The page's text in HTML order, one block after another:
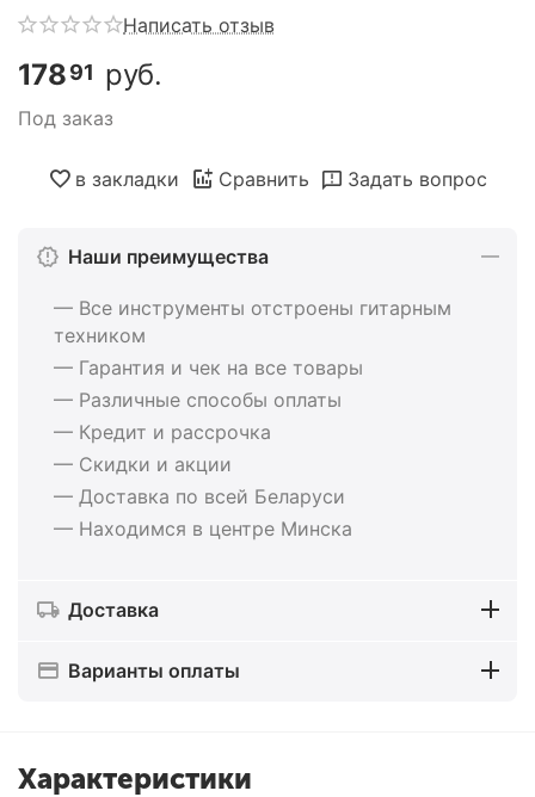
Написать отзыв
17891 руб.
Под заказ
в закладки Сравнить Задать вопрос
Наши преимущества
— Все инструменты отстроены гитарным
техником
— Гарантия и чек на все товары
— Различные способы оплаты
— Кредит и рассрочка
— Скидки и акции
— Доставка по всей Беларуси
— Находимся в центре Минска
Доставка
Варианты оплаты
Характеристики